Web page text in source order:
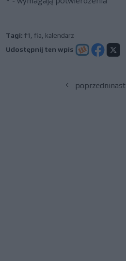
Tagi: f1 fia kalendarz
Udostępnij ten wpis
poprzedni